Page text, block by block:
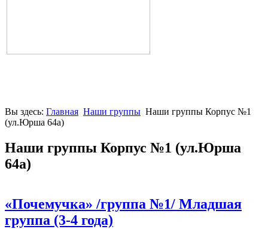
Вы здесь: Главная Наши группы Наши группы Корпус №1
(ул.Юрша 64а)
Наши группы Корпус №1 (ул.Юрша
64а)
«Почемучка» /группа №1/ Младшая
группа (3-4 года)